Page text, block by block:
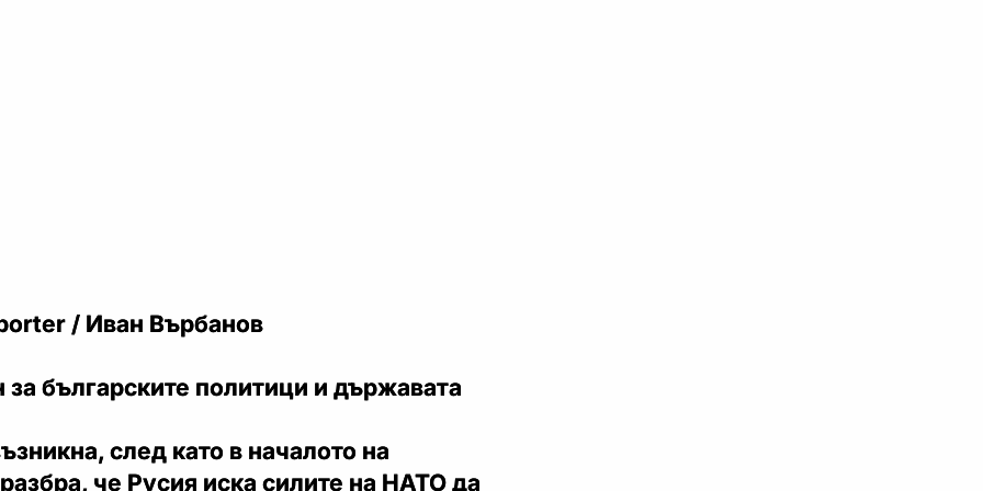
/ Иван Върбанов
българските политици и държавата
след като в началото на
че Русия иска силите на НАТО да